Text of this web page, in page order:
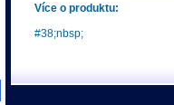
Více o produktu:
#38;nbsp;